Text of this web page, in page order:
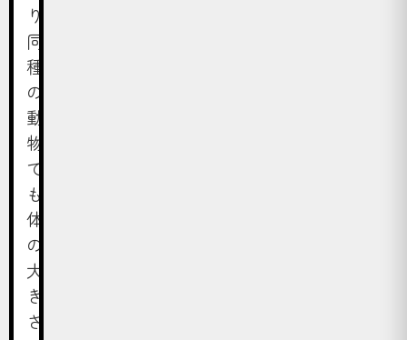
り、
同
種
の
動
物
で
も
体
の
大
き
さ